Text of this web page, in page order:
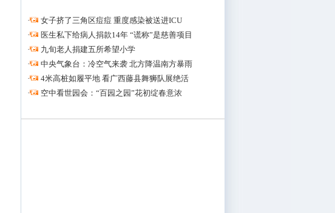
·
女子挤了三角区痘痘 重度感染被送进ICU
·
医生私下给病人捐款14年 “谎称”是慈善项目
·
九旬老人捐建五所希望小学
·
中央气象台：冷空气来袭 北方降温南方暴雨
·
4米高桩如履平地 看广西藤县舞狮队展绝活
·
空中看世园会：“百园之园”花初绽春意浓